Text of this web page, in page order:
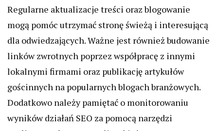
Regularne aktualizacje treści oraz blogowanie
mogą pomóc utrzymać stronę świeżą i interesującą
dla odwiedzających. Ważne jest również budowanie
linków zwrotnych poprzez współpracę z innymi
lokalnymi firmami oraz publikację artykułów
gościnnych na popularnych blogach branżowych.
Dodatkowo należy pamiętać o monitorowaniu
wyników działań SEO za pomocą narzędzi